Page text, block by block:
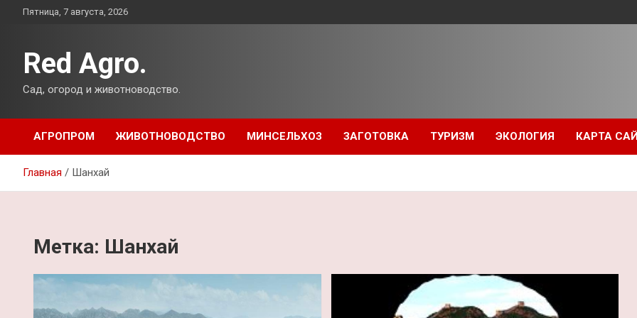
ПерейтиПятница, 7 августа, 2026
Red Agro.
Сад, огород и животноводство.
АГРОПРОМ ЖИВОТНОВОДСТВО МИНСЕЛЬХОЗ ЗАГОТОВКА ТУРИЗМ ЭКОЛОГИЯ КАРТА
Главная Шанхай
Метка: Шанхай